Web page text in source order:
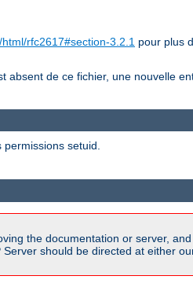
rfc2617#section-3.2.1 pour plus
absent de ce fichier, une nouvelle
setuid.
the documentation or server,
should be directed at either